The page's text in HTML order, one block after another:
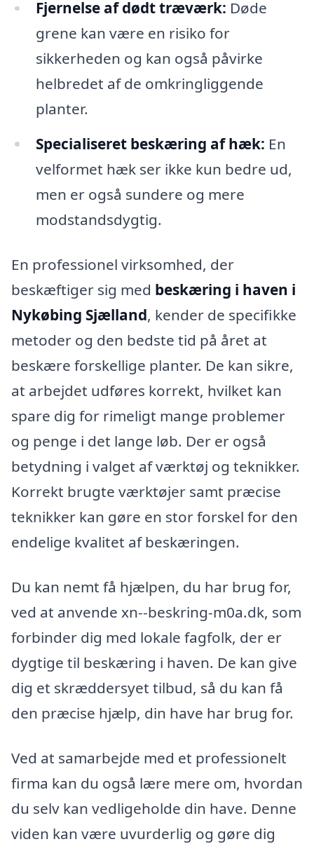
Fjernelse af dødt træværk: Døde
grene kan være en risiko for
sikkerheden og kan også påvirke
helbredet af de omkringliggende
planter.
Specialiseret beskæring af hæk: En
velformet hæk ser ikke kun bedre ud,
men er også sundere og mere
modstandsdygtig.
En professionel virksomhed, der
beskæftiger sig med beskæring i haven i
Nykøbing Sjælland, kender de specifikke
metoder og den bedste tid på året at
beskære forskellige planter. De kan sikre,
at arbejdet udføres korrekt, hvilket kan
spare dig for rimeligt mange problemer
og penge i det lange løb. Der er også
betydning i valget af værktøj og teknikker.
Korrekt brugte værktøjer samt præcise
teknikker kan gøre en stor forskel for den
endelige kvalitet af beskæringen.
Du kan nemt få hjælpen, du har brug for,
ved at anvende xn--beskring-m0a.dk, som
forbinder dig med lokale fagfolk, der er
dygtige til beskæring i haven. De kan give
dig et skræddersyet tilbud, så du kan få
den præcise hjælp, din have har brug for.
Ved at samarbejde med et professionelt
firma kan du også lære mere om, hvordan
du selv kan vedligeholde din have. Denne
viden kan være uvurderlig og gøre dig